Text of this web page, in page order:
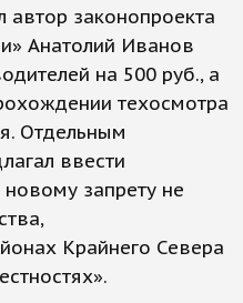
автор законопроекта
Анатолий Иванов
на 500 руб., а
техосмотра
Отдельным
ввести
запрету не
Крайнего Севера